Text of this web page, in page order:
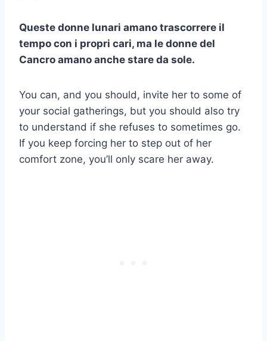
Queste donne lunari amano trascorrere il
tempo con i propri cari, ma le donne del
Cancro amano anche stare da sole.
You can, and you should, invite her to some of
your social gatherings, but you should also try
to understand if she refuses to sometimes go.
If you keep forcing her to step out of her
comfort zone, you’ll only scare her away.